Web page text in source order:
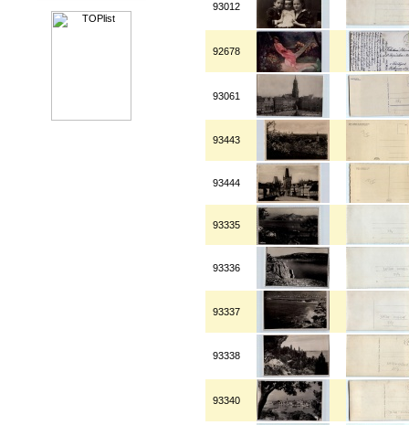
93012
92678
93061
93443
93444
93335
93336
93337
93338
93340